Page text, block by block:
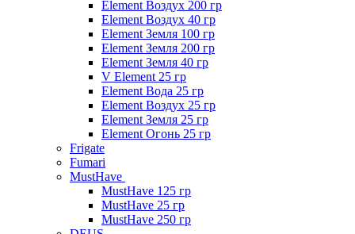
Element Воздух 200 гр
Element Воздух 40 гр
Element Земля 100 гр
Element Земля 200 гр
Element Земля 40 гр
V Element 25 гр
Element Вода 25 гр
Element Воздух 25 гр
Element Земля 25 гр
Element Огонь 25 гр
Frigate
Fumari
MustHave
MustHave 125 гр
MustHave 25 гр
MustHave 250 гр